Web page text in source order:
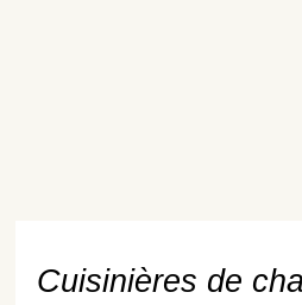
Cuisinières de